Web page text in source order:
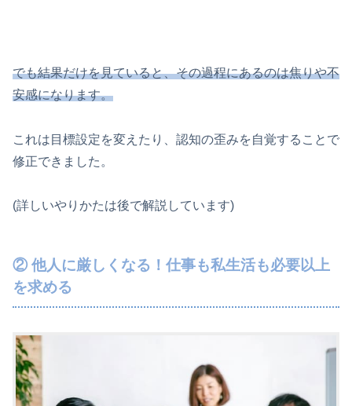
でも結果だけを見ていると、その過程にあるのは焦りや不
安感になります。
これは目標設定を変えたり、認知の歪みを自覚することで
修正できました。
(詳しいやりかたは後で解説しています)
② 他人に厳しくなる！仕事も私生活も必要以上
を求める